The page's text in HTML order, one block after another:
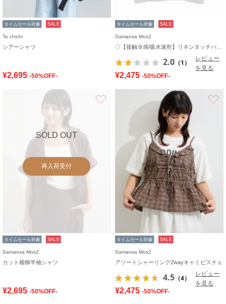
タイムセール対象 SALE
Te chichi
シアーシャツ
¥2,695 -50%OFF-
タイムセール対象 SALE
Samansa Mos2
2.0 （1）
レビュー
を見る
¥2,475 -50%OFF-
SOLD OUT
再入荷受付
タイムセール対象 SALE
Samansa Mos2
カット楊柳半袖シャツ
¥2,695 -50%OFF-
タイムセール対象 SALE
Samansa Mos2
アソートシャーリング2wayキャミビスチェ
4.5 （4）
レビュー
を見る
¥2,475 -50%OFF-